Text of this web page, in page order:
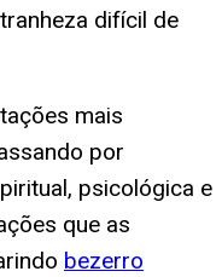
difícil de
mais
por
psicológica e
que as
bezerro